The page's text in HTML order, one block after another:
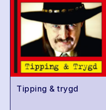
Tipping & trygd